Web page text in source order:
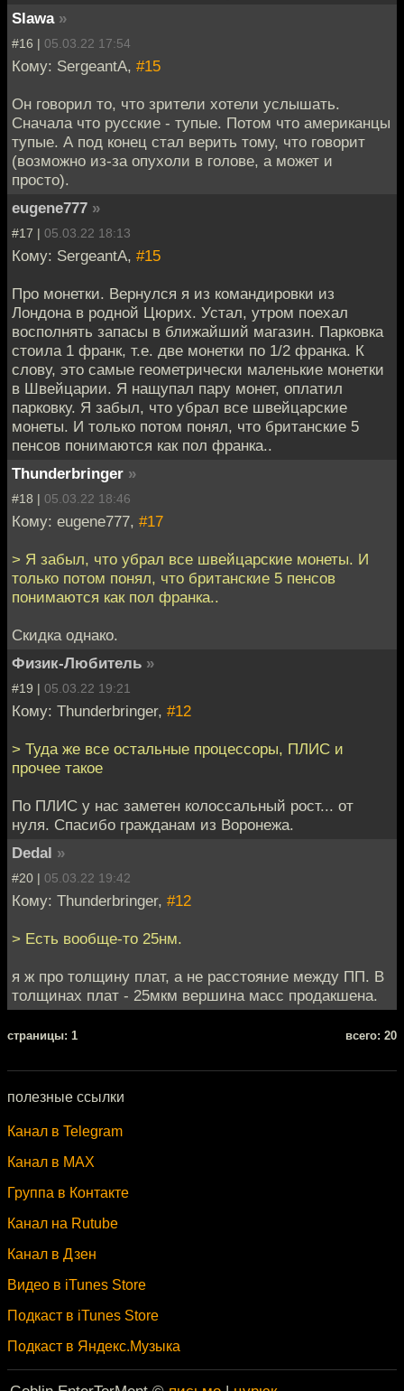
Slawa »
#16 | 05.03.22 17:54
Кому: SergeantA, #15
Он говорил то, что зрители хотели услышать.
Сначала что русские - тупые. Потом что американцы
тупые. А под конец стал верить тому, что говорит
(возможно из-за опухоли в голове, а может и
просто).
eugene777 »
#17 | 05.03.22 18:13
Кому: SergeantA, #15
Про монетки. Вернулся я из командировки из
Лондона в родной Цюрих. Устал, утром поехал
восполнять запасы в ближайший магазин. Парковка
стоила 1 франк, т.е. две монетки по 1/2 франка. К
слову, это самые геометрически маленькие монетки
в Швейцарии. Я нащупал пару монет, оплатил
парковку. Я забыл, что убрал все швейцарские
монеты. И только потом понял, что британские 5
пенсов понимаются как пол франка..
Thunderbringer »
#18 | 05.03.22 18:46
Кому: eugene777, #17
> Я забыл, что убрал все швейцарские монеты. И
только потом понял, что британские 5 пенсов
понимаются как пол франка..
Скидка однако.
Физик-Любитель »
#19 | 05.03.22 19:21
Кому: Thunderbringer, #12
> Туда же все остальные процессоры, ПЛИС и
прочее такое
По ПЛИС у нас заметен колоссальный рост... от
нуля. Спасибо гражданам из Воронежа.
Dedal »
#20 | 05.03.22 19:42
Кому: Thunderbringer, #12
> Есть вообще-то 25нм.
я ж про толщину плат, а не расстояние между ПП. В
толщинах плат - 25мкм вершина масс продакшена.
cтраницы: 1 всего: 20
полезные ссылки
Канал в Telegram
Канал в MAX
Группа в Контакте
Канал на Rutube
Канал в Дзен
Видео в iTunes Store
Подкаст в iTunes Store
Подкаст в Яндекс.Музыка